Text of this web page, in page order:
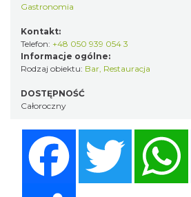
Gastronomia
Kontakt:
Telefon: +48 050 939 054 3
Informacje ogólne:
Rodzaj obiektu: Bar, Restauracja
DOSTĘPNOŚĆ
Całoroczny
Twitter